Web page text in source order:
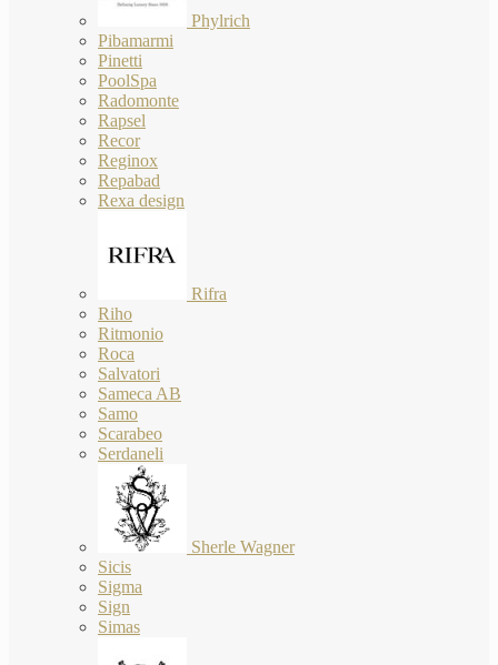
Phylrich
Pibamarmi
Pinetti
PoolSpa
Radomonte
Rapsel
Recor
Reginox
Repabad
Rexa design
Rifra
Riho
Ritmonio
Roca
Salvatori
Sameca AB
Samo
Scarabeo
Serdaneli
Sherle Wagner
Sicis
Sigma
Sign
Simas